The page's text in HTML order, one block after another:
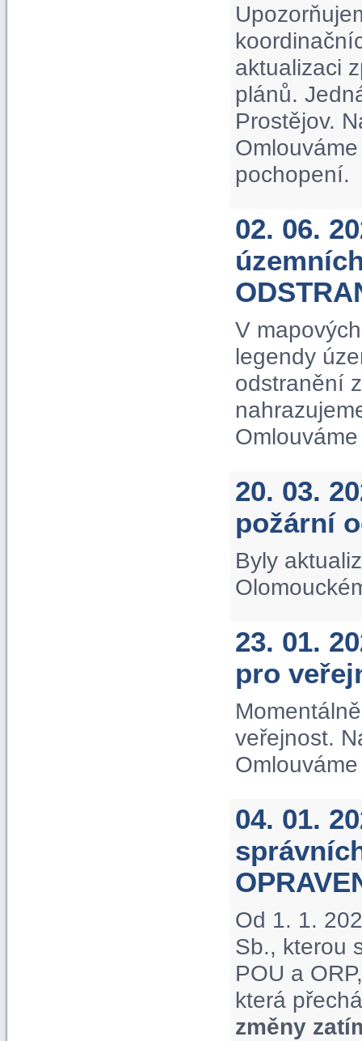
aktualizaci
plánů.
Prostějov.
pochopení.
02. 06.
V
legendy
odstranění
20. 03.
požární
Byly
23. 01.
pro
veřejnost.
04. 01.
Od 1. 1.
Sb., kterou
POU a
která
změny